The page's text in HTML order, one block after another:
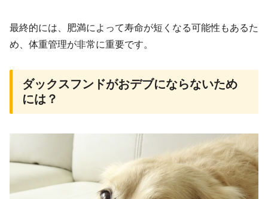
最終的には、肥満によって寿命が短くなる可能性もあるた
め、体重管理が非常に重要です。
ダックスフンドがおデブにならないため
には？